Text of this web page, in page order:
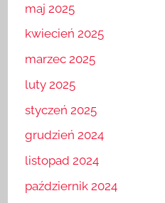
maj 2025
kwiecień 2025
marzec 2025
luty 2025
styczeń 2025
grudzień 2024
listopad 2024
październik 2024